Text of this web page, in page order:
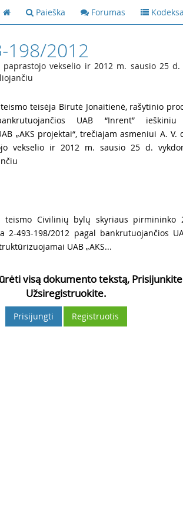
Paieška Forumas
198/2012
vekselio ir 2012 m. sausio 25 d.
teisėja Birutė Jonaitienė, rašytinio
UAB “Inrent” ieškiniu
„AKS projektai“, trečiajam asmeniui A. V.
vekselio ir 2012 m. sausio 25 d.
teismo Civilinių bylų skyriaus pirmininko
493-198/2012 pagal bankrutuojančios
UAB „AKS...
visą dokumento tekstą,
Užsiregistruokite.
Prisijungti Registruotis